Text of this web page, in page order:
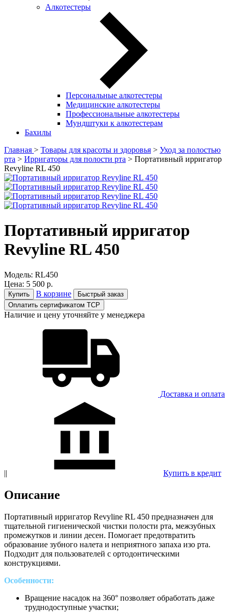
Алкотестеры
Персональные алкотестеры
Медицинские алкотестеры
Профессиональные алкотестеры
Мундштуки к алкотестерам
Бахилы
Главная > Товары для красоты и здоровья > Уход за полостью
рта > Ирригаторы для полости рта > Портативный ирригатор
Revyline RL 450
Портативный ирригатор
Revyline RL 450
Модель: RL450
Цена: 5 500 р.
Купить В корзине
Быстрый заказ
Оплатить сертификатом ТСР
Наличие и цену уточняйте у менеджера
Доставка и оплатa
|| Купить в кредит
Описание
Портативный ирригатор Revyline RL 450 предназначен для
тщательной гигиенической чистки полости рта, межзубных
промежутков и линии десен. Помогает предотвратить
образование зубного налета и неприятного запаха изо рта.
Подходит для пользователей с ортодонтическими
конструкциями.
Особенности:
Вращение насадок на 360° позволяет обработать даже
труднодоступные участки;